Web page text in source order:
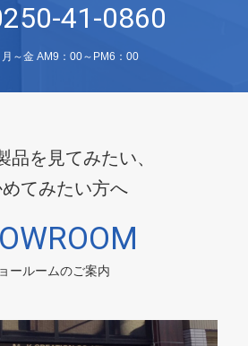
41-0860
～金 AM9：00～PM6：00
品を見てみたい、
てみたい方へ
ールームのご案内